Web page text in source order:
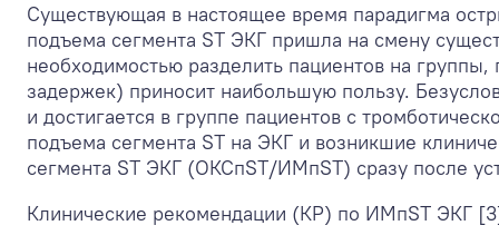
Существующая в настоящее время парадигма
подъема сегмента ST ЭКГ пришла на смену
необходимостью разделить пациентов на
задержек) приносит наибольшую пользу.
и достигается в группе пациентов с
подъема сегмента ST на ЭКГ и возникшие
сегмента ST ЭКГ (ОКСпST/ИМпST) сразу после
Клинические рекомендации (КР) по ИМпST ЭКГ